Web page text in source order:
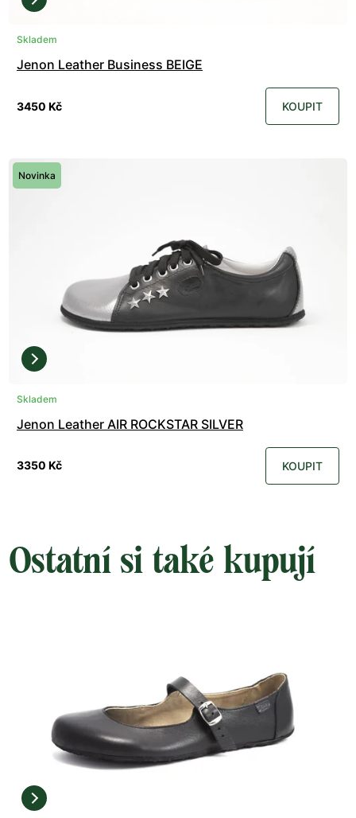
Skladem
Jenon Leather Business BEIGE
3450 Kč KOUPIT
Novinka
Skladem
Jenon Leather AIR ROCKSTAR SILVER
3350 Kč KOUPIT
Ostatní si také kupují